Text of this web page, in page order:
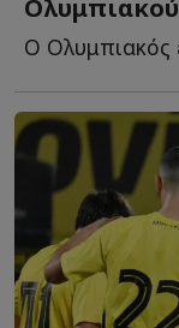
Ολυμπιακού